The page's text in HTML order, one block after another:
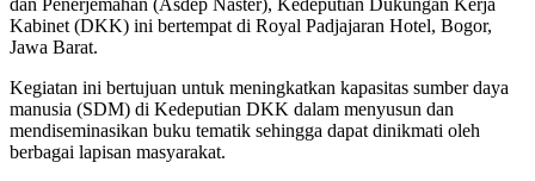
dan Penerjemahan (Asdep Naster), Kedeputian Dukungan Kerja
Kabinet (DKK) ini bertempat di Royal Padjajaran Hotel, Bogor,
Jawa Barat.
Kegiatan ini bertujuan untuk meningkatkan kapasitas sumber daya
manusia (SDM) di Kedeputian DKK dalam menyusun dan
mendiseminasikan buku tematik sehingga dapat dinikmati oleh
berbagai lapisan masyarakat.